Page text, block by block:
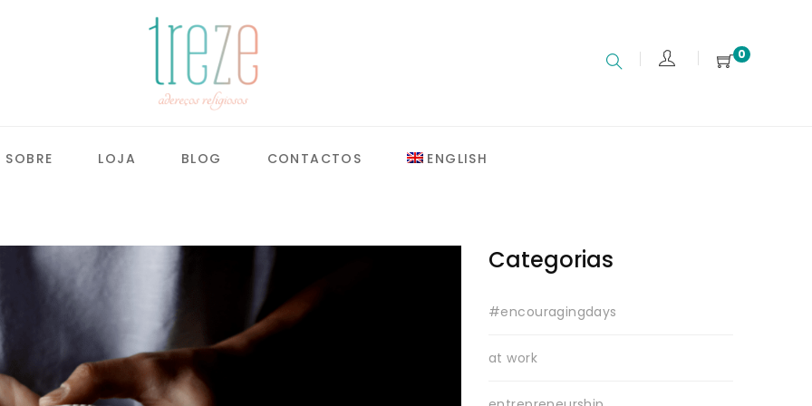
0
SOBRE LOJA BLOG CONTACTOS ENGLISH
Categorias
#encouragingdays
at work